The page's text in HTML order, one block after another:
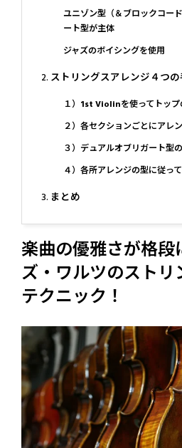
ユニゾン型（＆ブロックコー
ート型が主体
ジャズのボイシングを使用
ストリングスアレンジ４つの
１）1st Violinを使ってトップ
２）各セクションごとにアレ
３）デュアルオブリガート型
４）各所アレンジの型に従っ
まとめ
楽曲の優雅さが格段
ズ・ワルツのストリ
テクニック！